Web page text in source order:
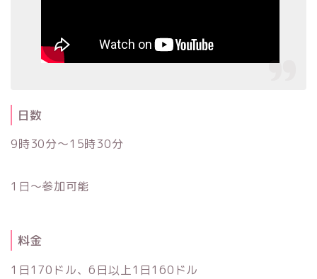
日数
9時30分〜15時30分
1日～参加可能
料金
1日170ドル、6日以上1日160ドル